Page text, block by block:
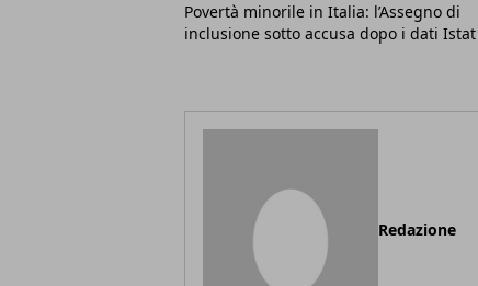
Povertà minorile in Italia: l’Assegno di
inclusione sotto accusa dopo i dati Istat
Redazione